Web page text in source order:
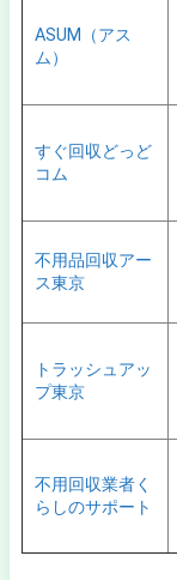
ASUM（アス
ム）
すぐ回収どっど
コム
不用品回収アー
ス東京
トラッシュアッ
プ東京
不用回収業者く
らしのサポート